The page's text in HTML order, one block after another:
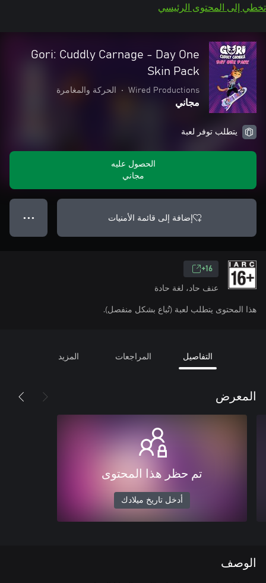
تخطي إلى المحتوى الرئيسي
Gori: Cuddly Carnage - Day One
Skin Pack
Wired Productions
• الحركة والمغامرة
مجاني
يتطلب توفر لعبة
الحصول عليه
مجاني
إضافة إلى قائمة الأمنيات ● ● ●
16+
عنف حاد، لغة حادة
هذا المحتوى يتطلب لعبة (تُباع بشكل منفصل).
التفاصيل المراجعات المزيد
المعرض
تم حظر هذا المحتوى
أدخل تاريخ ميلادك
الوصف